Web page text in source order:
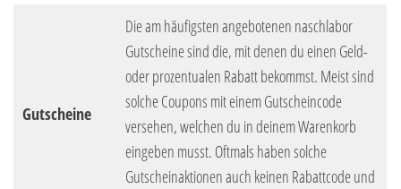
Gutscheine
Die am häufigsten angebotenen naschlabor
Gutscheine sind die, mit denen du einen Geld-
oder prozentualen Rabatt bekommst. Meist sind
solche Coupons mit einem Gutscheincode
versehen, welchen du in deinem Warenkorb
eingeben musst. Oftmals haben solche
Gutscheinaktionen auch keinen Rabattcode und